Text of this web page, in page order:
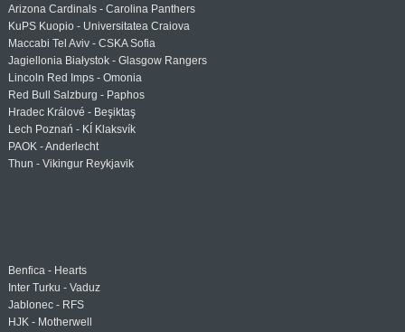
Arizona Cardinals - Carolina Panthers
KuPS Kuopio - Universitatea Craiova
Maccabi Tel Aviv - CSKA Sofia
Jagiellonia Białystok - Glasgow Rangers
Lincoln Red Imps - Omonia
Red Bull Salzburg - Paphos
Hradec Králové - Beşiktaş
Lech Poznań - KÍ Klaksvík
PAOK - Anderlecht
Thun - Vikingur Reykjavik
Benfica - Hearts
Inter Turku - Vaduz
Jablonec - RFS
HJK - Motherwell